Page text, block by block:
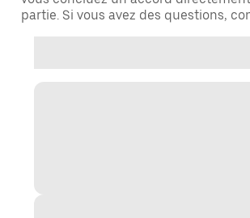
partie. Si vous avez des questions,